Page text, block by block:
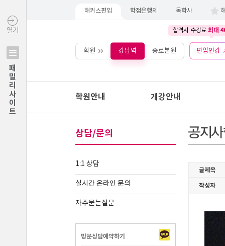
열기
패밀리사이트
해커스편입 학점은행제 독학사
합격시 수강료 최대
학원 강남역 종로본원 편입인강
학원안내 개강안내
상담/문의
1:1 상담
실시간 온라인 문의
자주묻는질문
방문상담예약하기